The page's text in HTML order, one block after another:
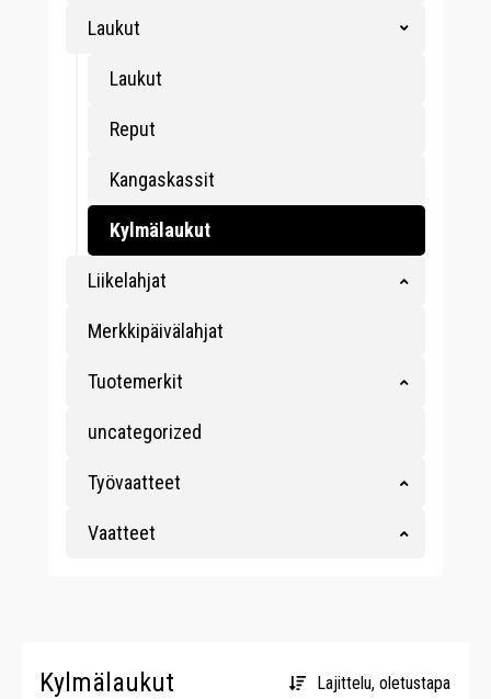
Laukut
Laukut
Reput
Kangaskassit
Kylmälaukut
Liikelahjat
Merkkipäivälahjat
Tuotemerkit
uncategorized
Työvaatteet
Vaatteet
Kylmälaukut